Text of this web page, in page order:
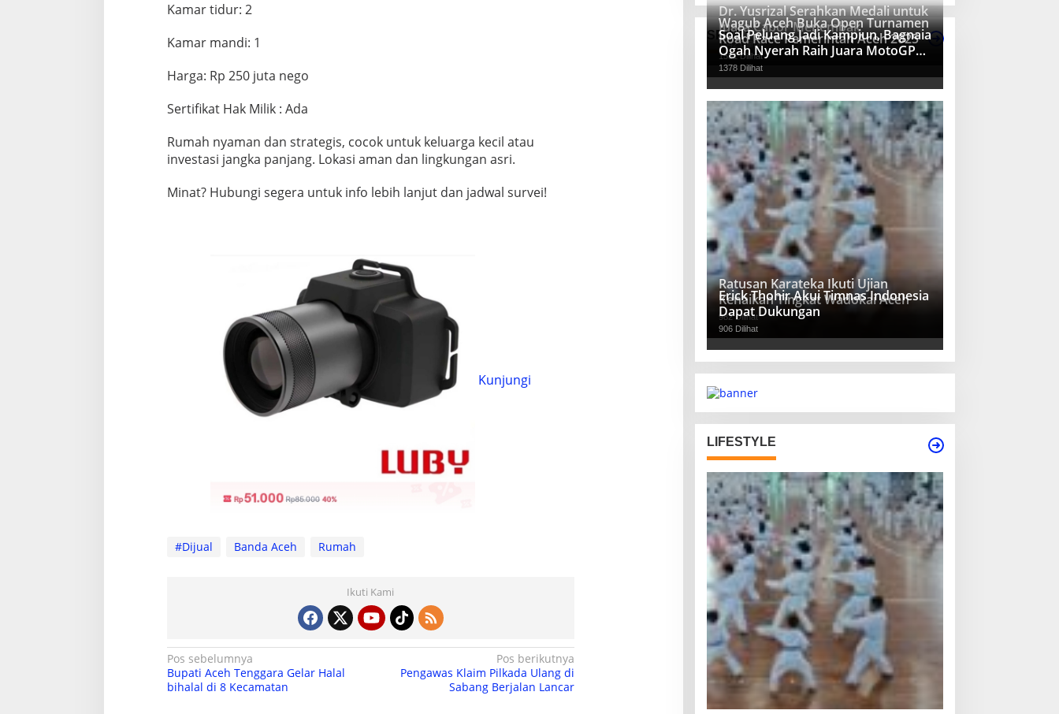
Kamar tidur: 2
Kamar mandi: 1
Harga: Rp 250 juta nego
Sertifikat Hak Milik : Ada
Rumah nyaman dan strategis, cocok untuk keluarga kecil atau
investasi jangka panjang. Lokasi aman dan lingkungan asri.
Minat? Hubungi segera untuk info lebih lanjut dan jadwal survei!
Kunjungi
#Dijual Banda Aceh Rumah
Ikuti Kami
N
a
Pos sebelumnya
Bupati Aceh Tenggara Gelar Halal
bihalal di 8 Kecamatan
Pos berikutnya
Pengawas Klaim Pilkada Ulang di
Sabang Berjalan Lancar
SPORT
Dr. Yusrizal Serahkan Medali untuk
Juara Cabor Menembak
1542 Dilihat
Wagub Aceh Buka Open Turnamen
Road Race Pemerintah Aceh 2025
1531 Dilihat
Soal Peluang Jadi Kampiun, Bagnaia
Ogah Nyerah Raih Juara MotoGP
2024
1378 Dilihat
Ratusan Karateka Ikuti Ujian
Kenaikan Tingkat Wadokai Aceh
982 Dilihat
Erick Thohir Akui Timnas Indonesia
Dapat Dukungan
906 Dilihat
LIFESTYLE